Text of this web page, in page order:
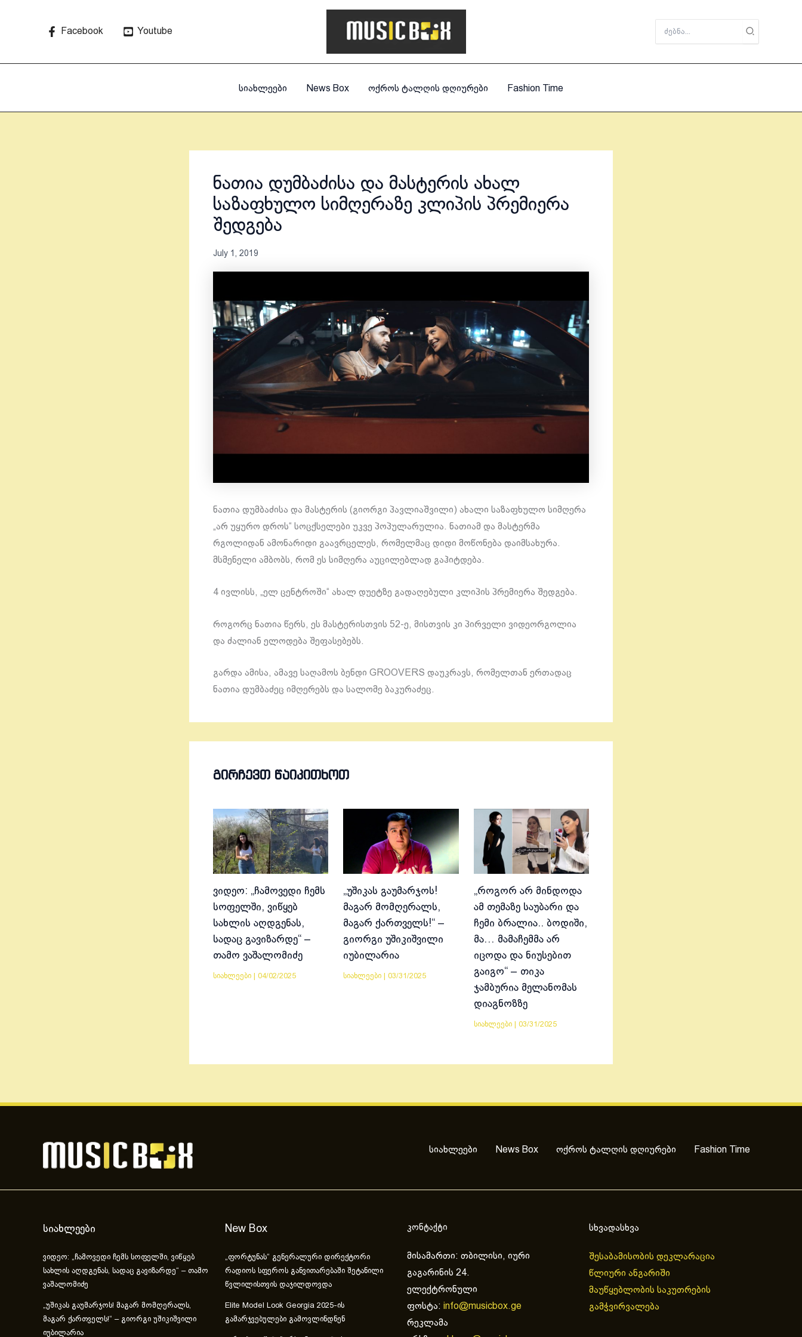
Facebook Youtube
for:
სიახლეები News Box ოქროს ტალღის დღიურები Fashion Time
ნათია დუმბაძისა და მასტერის ახალ
საზაფხულო სიმღერაზე კლიპის პრემიერა
შედგება
July 1, 2019
ნათია დუმბაძისა და მასტერის (გიორგი პავლიაშვილი) ახალი საზაფხულო სიმღერა
„არ უყურო დროს“ სოცქსელები უკვე პოპულარულია. ნათიამ და მასტერმა
რგოლიდან ამონარიდი გაავრცელეს, რომელმაც დიდი მოწონება დაიმსახურა.
მსმენელი ამბობს, რომ ეს სიმღერა აუცილებლად გაჰიტდება.
4 ივლისს, „ელ ცენტროში“ ახალ დუეტზე გადაღებული კლიპის პრემიერა შედგება.
როგორც ნათია წერს, ეს მასტერისთვის 52-ე, მისთვის კი პირველი ვიდეორგოლია
და ძალიან ელოდება შეფასებებს.
გარდა ამისა, ამავე საღამოს ბენდი GROOVERS დაუკრავს, რომელთან ერთადაც
ნათია დუმბაძეც იმღერებს და სალომე ბაკურაძეც.
ᲒᲘᲠᲩᲔᲕᲗ ᲬᲐᲘᲙᲘᲗᲮᲝᲗ
ვიდეო: „ჩამოვედი ჩემს
სოფელში, ვიწყებ
სახლის აღდგენას,
სადაც გავიზარდე“ –
თამო ვაშალომიძე
სიახლეები 04/02/2025
„უშიკას გაუმარჯოს!
მაგარ მომღერალს,
მაგარ ქართველს!“ –
გიორგი უშიკიშვილი
იუბილარია
სიახლეები |03/31/2025
„როგორ არ მინდოდა
ამ თემაზე საუბარი და
ჩემი ბრალია.. ბოდიში,
მა… მამაჩემმა არ
იცოდა და ნიუსებით
გაიგო“ – თიკა
ჯამბურია მელანომას
დიაგნოზზე
სიახლეები| 03/31/2025
სიახლეები News Box ოქროს ტალღის დღიურები Fashion Time
სიახლეები
ვიდეო: „ჩამოვედი ჩემს სოფელში, ვიწყებ
სახლის აღდგენას, სადაც გავიზარდე“ – თამო
ვაშალომიძე
„უშიკას გაუმარჯოს! მაგარ მომღერალს,
მაგარ ქართველს!“ – გიორგი უშიკიშვილი
იუბილარია
New Box
„ფორტუნას“ გენერალური დირექტორი
რადიოს სფეროს განვითარებაში შეტანილი
წვლილისთვის დაჯილდოვდა
Elite Model Look Georgia 2025-ის
გამარჯვებულები გამოვლინდნენ
კონტაქტი
მისამართი: თბილისი, იური
გაგარინის 24.
ელექტრონული
ფოსტა: info@musicbox.ge
რეკლამა
სხვადასხვა
შესაბამისობის დეკლარაცია
წლიური ანგარიში
მაუწყებლობის საკუთრების
გამჭვირვალება